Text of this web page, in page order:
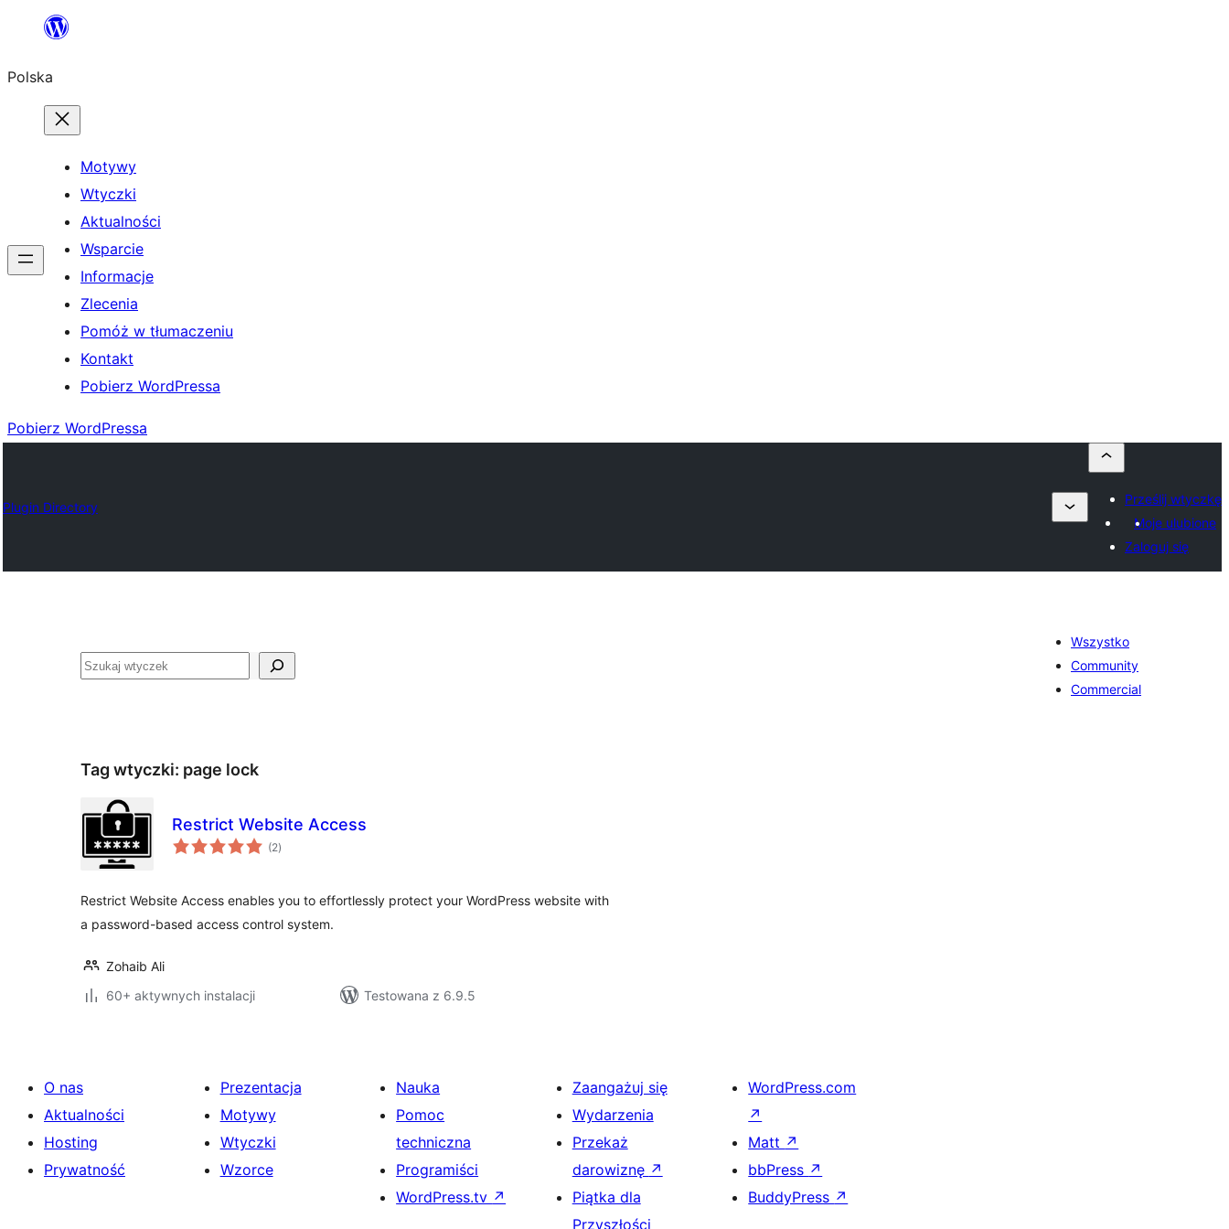
Przejdź
treści
Polska
Motywy
Wtyczki
Aktualności
Wsparcie
Informacje
Zlecenia
Pomóż w tłumaczeniu
Kontakt
Pobierz WordPressa
Pobierz WordPressa
Plugin Directory
Prześlij wtyczkę
Moje ulubione
Zaloguj się
Szukaj
Wszystko
Community
Commercial
Tag wtyczki: page lock
Restrict Website Access
(2wszystkich
ocen
)
Restrict Website Access enables you to effortlessly protect your WordPress website with
a password-based access control system.
Zohaib Ali
60+ aktywnych instalacji
Testowana z 6.9.5
O nas
Aktualności
Hosting
Prywatność
Prezentacja
Motywy
Wtyczki
Wzorce
Nauka
Pomoc
techniczna
Programiści
WordPress.tv ↗
Zaangażuj się
Wydarzenia
Przekaż
darowiznę ↗
Piątka dla
Przyszłości
WordPress.com
↗
Matt ↗
bbPress ↗
BuddyPress ↗